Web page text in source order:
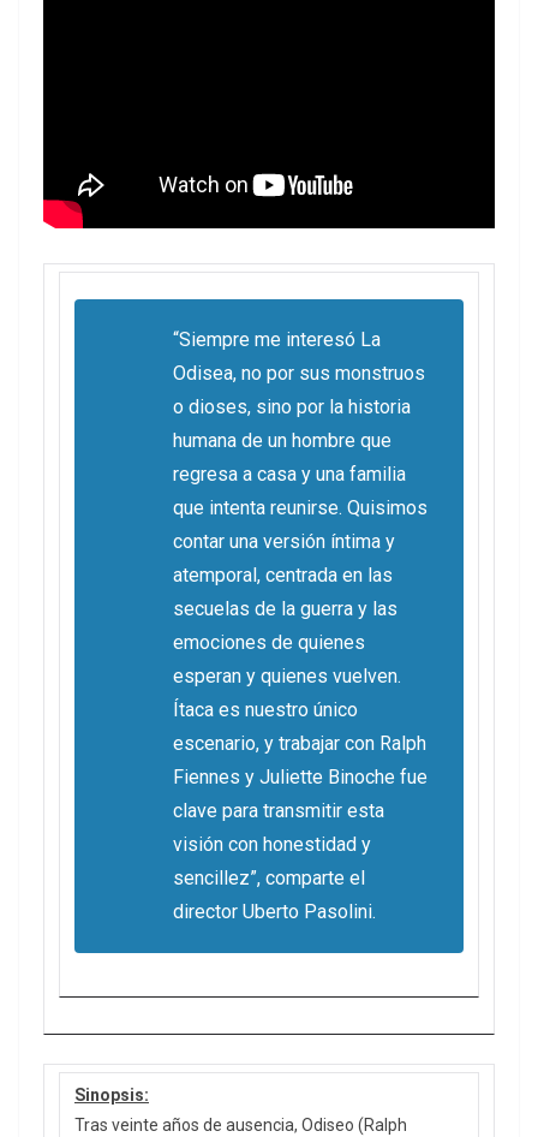
“Siempre me interesó La
Odisea, no por sus monstruos
o dioses, sino por la historia
humana de un hombre que
regresa a casa y una familia
que intenta reunirse. Quisimos
contar una versión íntima y
atemporal, centrada en las
secuelas de la guerra y las
emociones de quienes
esperan y quienes vuelven.
Ítaca es nuestro único
escenario, y trabajar con Ralph
Fiennes y Juliette Binoche fue
clave para transmitir esta
visión con honestidad y
sencillez”, comparte el
director Uberto Pasolini.
Sinopsis:
Tras veinte años de ausencia, Odiseo (Ralph